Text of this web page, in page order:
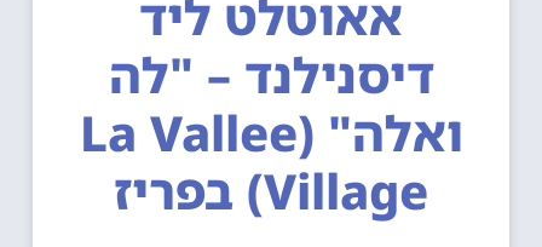
אאוטלט ליד
דיסנילנד – "לה
ואלה" (La Vallee
Village) בפריז